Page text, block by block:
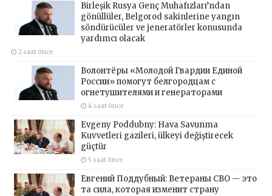
Birleşik Rusya Genç Muhafızları’ndan
gönüllüler, Belgorod sakinlerine yangın
söndürücüler ve jeneratörler konusunda
yardımcı olacak
2 saat önce
Волонтёры «Молодой Гвардии Единой
России» помогут белгородцам с
огнетушителями и генераторами
4 saat önce
Evgeny Poddubny: Hava Savunma
Kuvvetleri gazileri, ülkeyi değiştirecek
güçtür
5 saat önce
Евгений Поддубный: Ветераны СВО — это
та сила, которая изменит страну